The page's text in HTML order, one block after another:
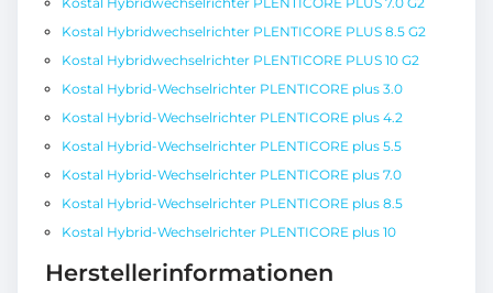
Kostal Hybridwechselrichter PLENTICORE PLUS 8.5 G2
Kostal Hybridwechselrichter PLENTICORE PLUS 10 G2
Kostal Hybrid-Wechselrichter PLENTICORE plus 3.0
Kostal Hybrid-Wechselrichter PLENTICORE plus 4.2
Kostal Hybrid-Wechselrichter PLENTICORE plus 5.5
Kostal Hybrid-Wechselrichter PLENTICORE plus 7.0
Kostal Hybrid-Wechselrichter PLENTICORE plus 8.5
Kostal Hybrid-Wechselrichter PLENTICORE plus 10
Herstellerinformationen